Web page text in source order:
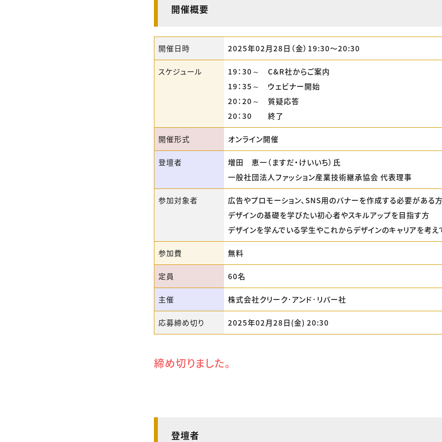
開催概要
開催日時 2025年02月28日（金）19:30〜20:30
スケジュール
19：30～ C&R社からご案内
19：35～ ウェビナー開始
20：20～ 質疑応答
20：30 終了
開催形式 オンライン開催
登壇者
増田 恵一（ますだ・けいいち）氏
一般社団法人ファッション産業技術継承協会 代表理事
参加対象者
広告やプロモーション、SNS用のバナーを作成する必要がある
デザインの基礎を学びたい初心者やスキルアップを目指す方
デザインを学んでいる学生やこれからデザインのキャリアを考え
参加費 無料
定員 60名
主催 株式会社クリーク･アンド･リバー社
応募締め切り 2025年02月28日(金) 20:30
締め切りました。
登壇者